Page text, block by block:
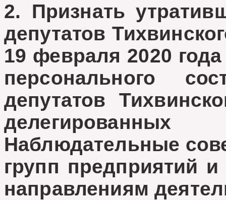
2. Признать
депутатов
19 февраля 2020
персонального
депутатов
Наблюдательные
групп предприятий
направлениям